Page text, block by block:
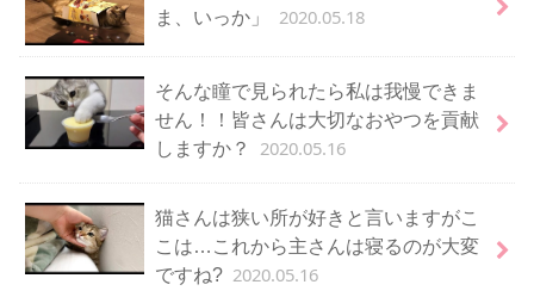
ま、いっか」
2020.05.18
そんな瞳で見られたら私は我慢できま
せん！！皆さんは大切なおやつを貢献
しますか？
2020.05.16
猫さんは狭い所が好きと言いますがこ
こは…これから主さんは寝るのが大変
ですね? 2020.05.16